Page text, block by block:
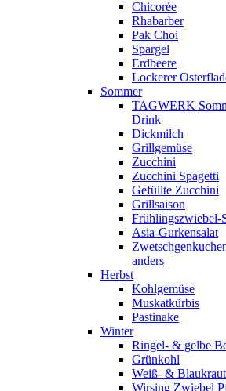
Chicorée
Rhabarber
Pak Choi
Spargel
Erdbeere
Lockerer
Sommer
TAGWERK
Drink
Dickmilch
Grillgemüse
Zucchini
Zucchini Spagetti
Gefüllte Zucchini
Grillsaison
Frühlingszwiebel-
Asia-Gurkensalat
anders
Herbst
Kohlgemüse
Muskatkürbis
Pastinake
Winter
Ringel- & gelbe
Grünkohl
Weiß- & Blaukraut
Wirsing Zwiebel